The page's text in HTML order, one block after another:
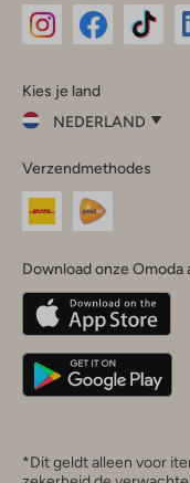
InstagramFacebook
Kies je land
NEDERLAND
je
land
Nederland
Belgique
Deutschland
Verzendmethodes
Download onze Omoda
*Dit geldt alleen voor